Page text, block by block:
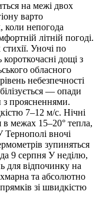
на межі двох
варто
коли непогода
літній погоді.
Уночі по
дощі з
обласного
небезпечності
— опади
з проясненнями.
7–12 м/с. Нічні
в межах 15–20° тепла,
Тернополі вночі
зупиняться
9 серпня У неділю,
для відпочинку на
та абсолютно
зі швидкістю